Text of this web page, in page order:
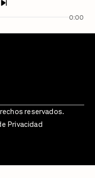
0:00
reservados.
Privacidad